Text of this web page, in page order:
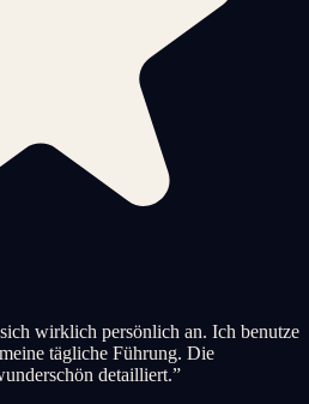
wirklich persönlich an. Ich benutze
tägliche Führung. Die
detailliert.”